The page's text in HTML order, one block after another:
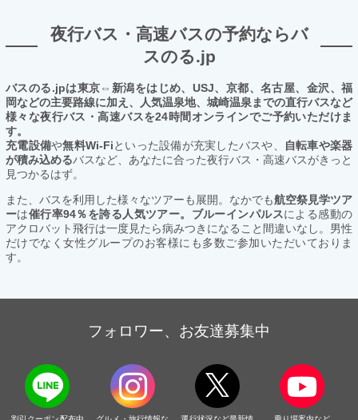
夜行バス・高速バスの予約ならバ
スのる.jp
バスのる.jpは東京⇔新潟をはじめ、USJ、京都、名古屋、金沢、福
岡などの主要路線に加え、人気温泉地、城崎温泉までの直行バスなど
様々な夜行バス・高速バスを24時間オンラインでご予約いただけま
す。
充電設備や無料Wi-Fiといった設備が充実したバスや、
自転車や楽器
が積み込めるバスなど、あなたに合った夜行バス・高速バスがきっと
見つかるはず。
また、バスを利用した様々なツアーも展開。なかでも航空祭見学ツア
ーは催行率94％を誇る人気ツアー。ブルーインパルスによる感動の
アクロバット飛行は一度見たら病みつきになること間違いなし。男性
だけでなく女性グループのお客様にも多数ご参加いただいておりま
す。
フォロワー、お友達募集中